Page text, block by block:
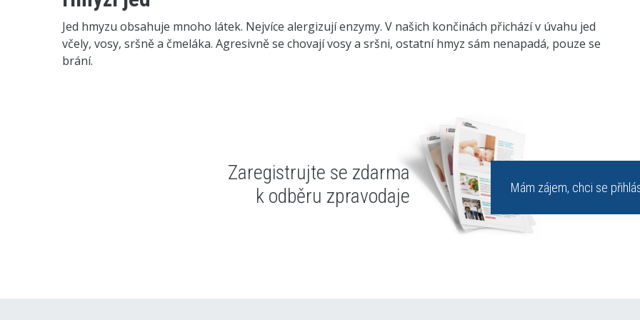
Jed hmyzu obsahuje mnoho látek. Nejvíce alergizují enzymy. V našich končinách přichází v úvahu jed
včely, vosy, sršně a čmeláka. Agresivně se chovají vosy a sršni, ostatní hmyz sám nenapadá, pouze se
brání.
Zaregistrujte se zdarma
k odběru zpravodaje
Mám zájem, chci se